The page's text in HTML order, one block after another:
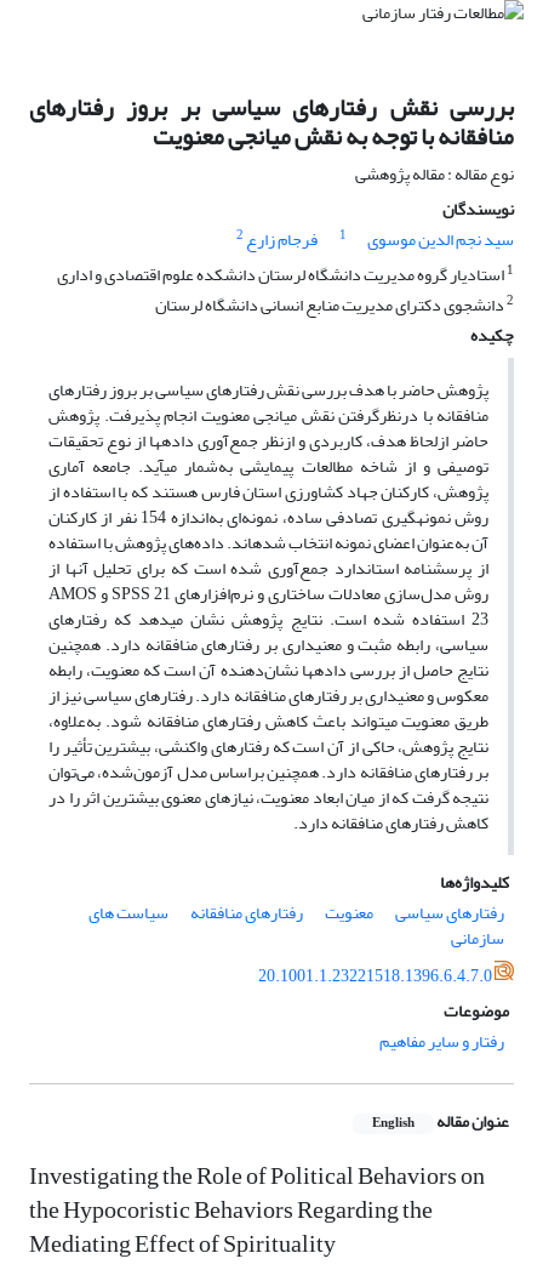
بررسی نقش رفتارهای سیاسی بر بروز رفتارهای
منافقانه با توجه به نقش میانجی معنویت
نوع مقاله : مقاله پژوهشی
نویسندگان
سید نجم الدین موسوی
1 فرجام زارع 2
1استادیار گروه مدیریت دانشگاه لرستان دانشکده علوم اقتصادی و اداری
2دانشجوی دکترای مدیریت منابع انسانی دانشگاه لرستان
چکیده
پژوهش حاضر با هدف بررسی نقش رفتارهای سیاسی بر بروز رفتارهای
منافقانه با درنظرگرفتن نقش میانجی معنویت انجام پذیرفت. پژوهش
حاضر ازلحاظ هدف، کاربردی و ازنظر جمع‌آوری داده­ها از نوع تحقیقات
توصیفی و از شاخه مطالعات پیمایشی به‌شمار می­آید. جامعه آماری
پژوهش، کارکنان جهاد کشاورزی استان فارس هستند که با استفاده از
روش نمونه­گیری تصادفی ساده، نمونه‌ای به‌اندازه 154 نفر از کارکنان
آن به‌عنوان اعضای نمونه انتخاب شده­اند. داده‌های پژوهش با استفاده
از پرسشنامه استاندارد جمع‌آوری شده است که برای تحلیل آنها از
روش مدل‌سازی معادلات ساختاری و نرم‌افزارهای SPSS 21 و AMOS
23 استفاده شده است. نتایج پژوهش نشان می­دهد که رفتارهای
سیاسی، رابطه مثبت و معنی­داری بر رفتارهای منافقانه دارد. همچنین
نتایج حاصل از بررسی داده­ها نشان‌دهنده آن است که معنویت، رابطه
معکوس و معنی­داری بر رفتارهای منافقانه دارد. رفتارهای سیاسی نیز از
طریق معنویت می­تواند باعث کاهش رفتارهای منافقانه شود. به‌علاوه،
نتایج پژوهش، حاکی از آن است که رفتارهای واکنشی، بیشترین تأثیر را
بر رفتارهای منافقانه دارد. همچنین براساس مدل آزمون‌شده، می‌توان
نتیجه گرفت که از میان ابعاد معنویت، نیازهای معنوی بیشترین اثر را در
کاهش رفتارهای منافقانه دارد.
کلیدواژه‌ها
رفتارهای سیاسی
معنویت رفتارهای منافقانه سیاست های
سازمانی
20.1001.1.23221518.1396.6.4.7.0
موضوعات
رفتار و سایر مفاهیم
عنوان مقاله English
Investigating the Role of Political Behaviors on
the Hypocoristic Behaviors Regarding the
Mediating Effect of Spirituality